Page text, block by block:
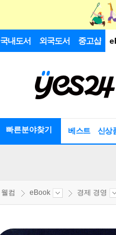
국내도서 외국도서 중고샵
빠른분야찾기 베스트 신상
웰컴 eBook 경제 경영